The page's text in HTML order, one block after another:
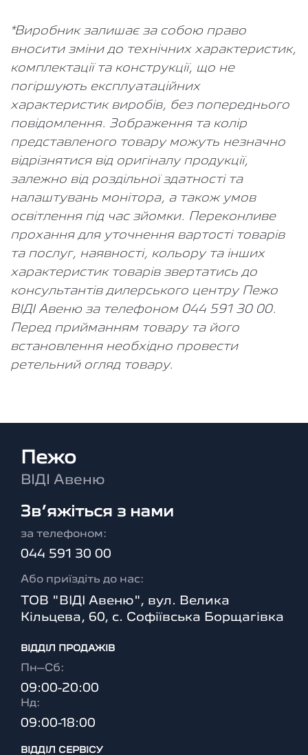
*Виробник залишає за собою право
вносити зміни до технічних характеристик,
комплектації та конструкції, що не
погіршують експлуатаційних
характеристик виробів, без попереднього
повідомлення. Зображення та колір
представленого товару можуть незначно
відрізнятися від оригіналу продукції,
залежно від роздільної здатності та
налаштувань монітора, а також умов
освітлення під час зйомки. Переконливе
прохання для уточнення вартості товарів
та послуг, наявності, кольору та інших
характеристик товарів звертатись до
консультантів дилерського центру Пежо
ВІДІ Авеню за телефоном 044 591 30 00.
Перед прийманням товару та його
встановлення необхідно провести
ретельний огляд товару.
Пежо
ВІДІ Авеню
Зв’яжіться з нами
за телефоном:
044 591 30 00
Або приїздіть до нас:
ТОВ "ВІДІ Авеню", вул. Велика
Кільцева, 60, с. Софіївська Борщагівка
ВІДДІЛ ПРОДАЖІВ
Пн–Сб:
09:00-20:00
Нд:
09:00-18:00
ВІДДІЛ CЕРВІСУ